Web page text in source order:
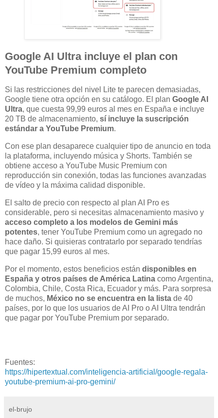
Google AI Ultra incluye el plan con
YouTube Premium completo
Si las restricciones del nivel Lite te parecen demasiadas,
Google tiene otra opción en su catálogo. El plan Google AI
Ultra, que cuesta 99,99 euros al mes en España e incluye
20 TB de almacenamiento, sí incluye la suscripción
estándar a YouTube Premium.
Con ese plan desaparece cualquier tipo de anuncio en toda
la plataforma, incluyendo música y Shorts. También se
obtiene acceso a YouTube Music Premium con
reproducción sin conexión, todas las funciones avanzadas
de vídeo y la máxima calidad disponible.
El salto de precio con respecto al plan AI Pro es
considerable, pero si necesitas almacenamiento masivo y
acceso completo a los modelos de Gemini más
potentes, tener YouTube Premium como un agregado no
hace daño. Si quisieras contratarlo por separado tendrías
que pagar 15,99 euros al mes.
Por el momento, estos beneficios están disponibles en
España y otros países de América Latina como Argentina,
Colombia, Chile, Costa Rica, Ecuador y más. Para sorpresa
de muchos, México no se encuentra en la lista de 40
países, por lo que los usuarios de AI Pro o AI Ultra tendrán
que pagar por YouTube Premium por separado.
Fuentes:
https://hipertextual.com/inteligencia-artificial/google-regala-
youtube-premium-ai-pro-gemini/
el-brujo